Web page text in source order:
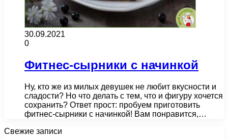
30.09.2021
0
Фитнес-сырники с начинкой
Ну, кто же из милых девушек не любит вкусности и
сладости? Но что делать с тем, что и фигуру хочется
сохранить? Ответ прост: пробуем приготовить
фитнес-сырники с начинкой! Вам понравится,…
Свежие записи